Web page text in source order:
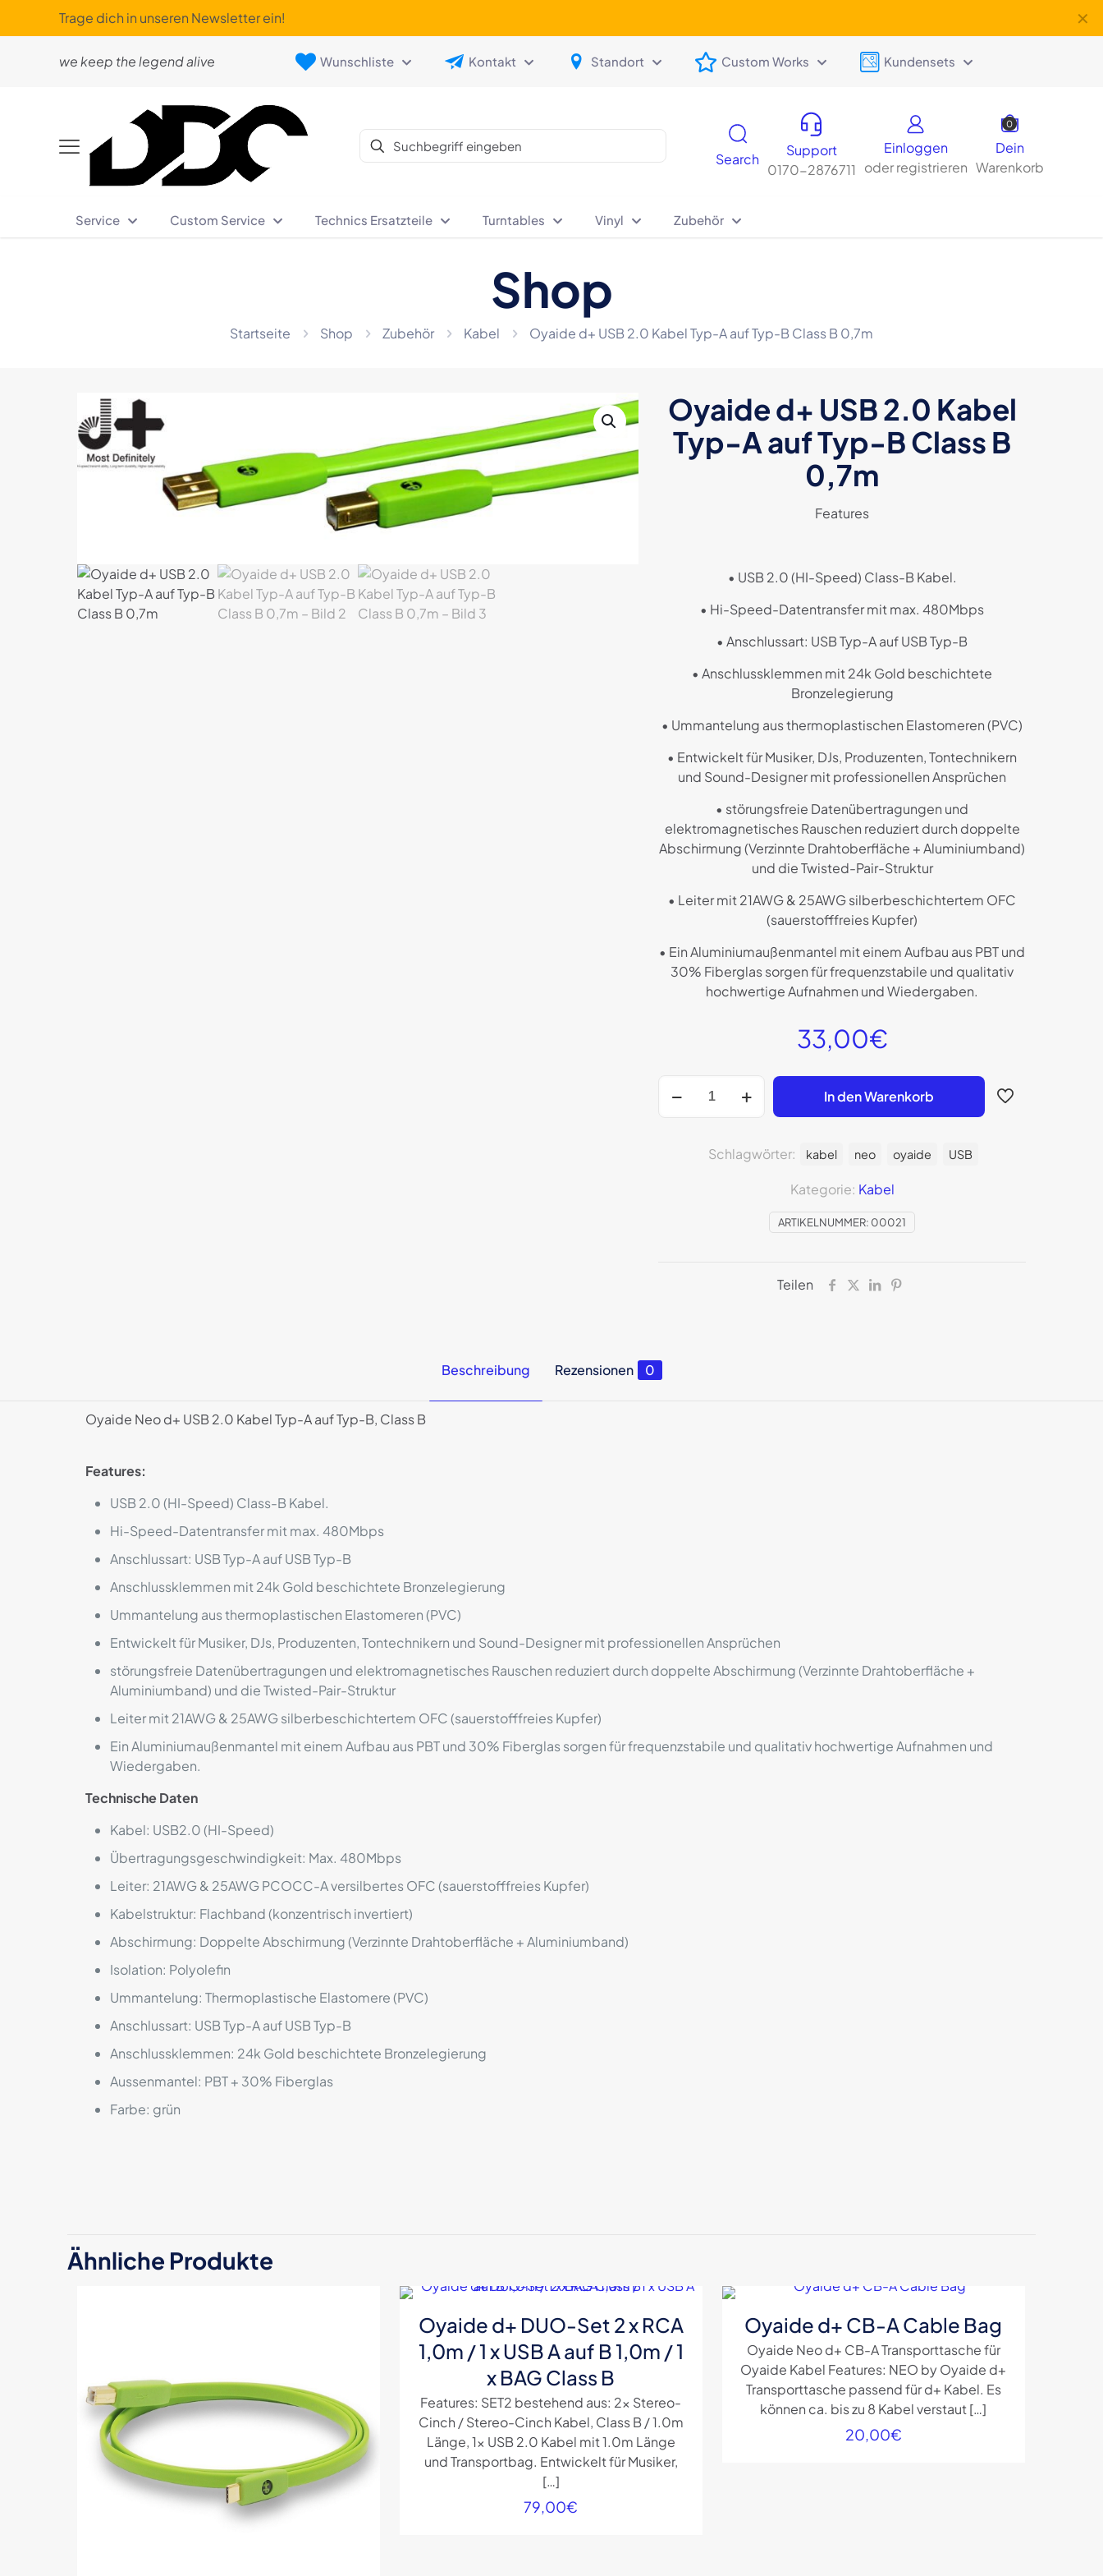
Trage dich in unseren Newsletter ein! ✕
we keep the legend alive Wunschliste Kontakt Standort Custom Works Kundensets
Search
Support
0170-2876711
Einloggen
oder registrieren
0
Dein
Warenkorb
Service Custom Service Technics Ersatzteile Turntables Vinyl Zubehör
Shop
Startseite Shop Zubehör Kabel Oyaide d+ USB 2.0 Kabel Typ-A auf Typ-B Class B 0,7m
Oyaide d+ USB 2.0 Kabel
Typ-A auf Typ-B Class B
0,7m
Features
• USB 2.0 (HI-Speed) Class-B Kabel.
• Hi-Speed-Datentransfer mit max. 480Mbps
• Anschlussart: USB Typ-A auf USB Typ-B
• Anschlussklemmen mit 24k Gold beschichtete
Bronzelegierung
• Ummantelung aus thermoplastischen Elastomeren (PVC)
• Entwickelt für Musiker, DJs, Produzenten, Tontechnikern
und Sound-Designer mit professionellen Ansprüchen
• störungsfreie Datenübertragungen und
elektromagnetisches Rauschen reduziert durch doppelte
Abschirmung (Verzinnte Drahtoberfläche + Aluminiumband)
und die Twisted-Pair-Struktur
• Leiter mit 21AWG & 25AWG silberbeschichtertem OFC
(sauerstofffreies Kupfer)
• Ein Aluminiumaußenmantel mit einem Aufbau aus PBT und
30% Fiberglas sorgen für frequenzstabile und qualitativ
hochwertige Aufnahmen und Wiedergaben.
33,00€
d+
In den Warenkorb
ARTIKELNUMMER: 00021
Kategorie: Kabel
Schlagwörter: kabel neo oyaide USB
Teilen
Beschreibung Rezensionen 0
Oyaide Neo d+ USB 2.0 Kabel Typ-A auf Typ-B, Class B
Features:
USB 2.0 (HI-Speed) Class-B Kabel.
Hi-Speed-Datentransfer mit max. 480Mbps
Anschlussart: USB Typ-A auf USB Typ-B
Anschlussklemmen mit 24k Gold beschichtete Bronzelegierung
Ummantelung aus thermoplastischen Elastomeren (PVC)
Entwickelt für Musiker, DJs, Produzenten, Tontechnikern und Sound-Designer mit professionellen Ansprüchen
störungsfreie Datenübertragungen und elektromagnetisches Rauschen reduziert durch doppelte Abschirmung (Verzinnte Drahtoberfläche +
Aluminiumband) und die Twisted-Pair-Struktur
Leiter mit 21AWG & 25AWG silberbeschichtertem OFC (sauerstofffreies Kupfer)
Ein Aluminiumaußenmantel mit einem Aufbau aus PBT und 30% Fiberglas sorgen für frequenzstabile und qualitativ hochwertige Aufnahmen und
Wiedergaben.
Technische Daten
Kabel: USB2.0 (HI-Speed)
Übertragungsgeschwindigkeit: Max. 480Mbps
Leiter: 21AWG & 25AWG PCOCC-A versilbertes OFC (sauerstofffreies Kupfer)
Kabelstruktur: Flachband (konzentrisch invertiert)
Abschirmung: Doppelte Abschirmung (Verzinnte Drahtoberfläche + Aluminiumband)
Isolation: Polyolefin
Ummantelung: Thermoplastische Elastomere (PVC)
Anschlussart: USB Typ-A auf USB Typ-B
Anschlussklemmen: 24k Gold beschichtete Bronzelegierung
Aussenmantel: PBT + 30% Fiberglas
Farbe: grün
Typ-B Class B 0,7m“
Deine E-Mail-Adresse wird nicht veröffentlicht. Erforderliche Felder sind mit*
1 von
2 von
5 Sternen
3 von
5 Sternen
5 von
5 Sternen
Ähnliche Produkte
Oyaide d+ DUO-Set 2 x RCA
1,0m / 1 x USB A auf B 1,0m / 1
x BAG Class B
Features: SET2 bestehend aus: 2x Stereo-
Cinch / Stereo-Cinch Kabel, Class B / 1.0m
Länge, 1x USB 2.0 Kabel mit 1.0m Länge
und Transportbag. Entwickelt für Musiker,
[…]
79,00€
Oyaide d+ CB-A Cable Bag
Oyaide Neo d+ CB-A Transporttasche für
Oyaide Kabel Features: NEO by Oyaide d+
Transporttasche passend für d+ Kabel. Es
können ca. bis zu 8 Kabel verstaut […]
20,00€